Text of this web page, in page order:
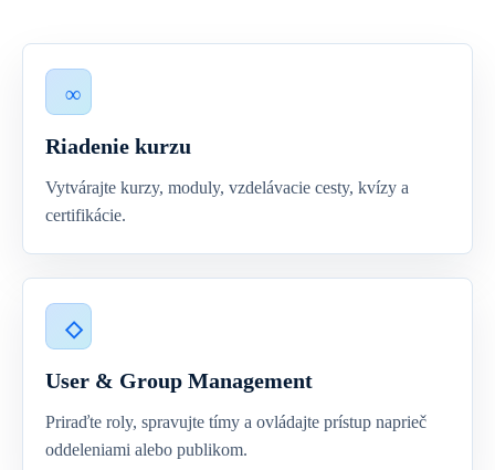
Riadenie kurzu
Vytvárajte kurzy, moduly, vzdelávacie cesty, kvízy a
certifikácie.
User & Group Management
Priraďte roly, spravujte tímy a ovládajte prístup naprieč
oddeleniami alebo publikom.